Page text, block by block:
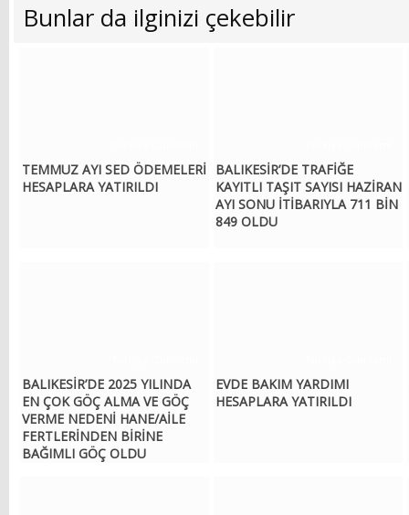
Bunlar da ilginizi çekebilir
TEMMUZ AYI SED ÖDEMELERİ
HESAPLARA YATIRILDI
BALIKESİR’DE TRAFİĞE
KAYITLI TAŞIT SAYISI HAZİRAN
AYI SONU İTİBARIYLA 711 BİN
849 OLDU
BALIKESİR’DE 2025 YILINDA
EN ÇOK GÖÇ ALMA VE GÖÇ
VERME NEDENİ HANE/AİLE
FERTLERİNDEN BİRİNE
BAĞIMLI GÖÇ OLDU
EVDE BAKIM YARDIMI
HESAPLARA YATIRILDI